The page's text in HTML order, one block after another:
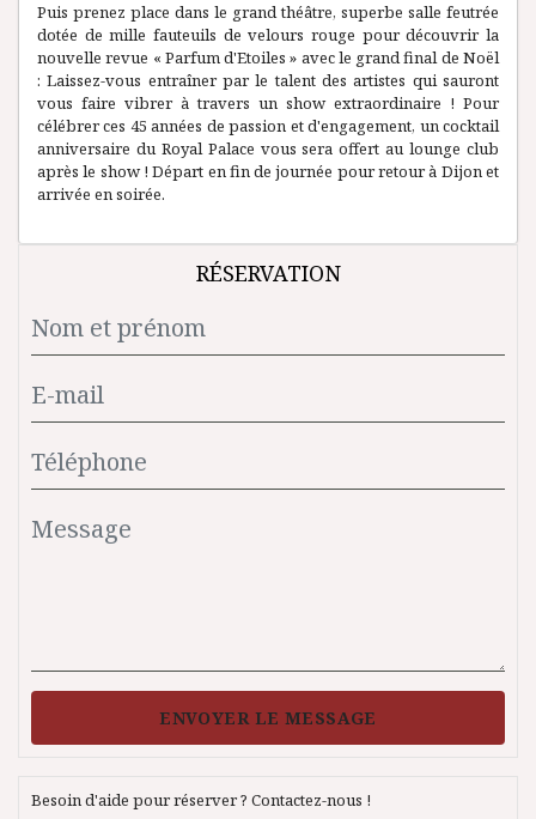
Puis prenez place dans le grand théâtre, superbe salle feutrée
dotée de mille fauteuils de velours rouge pour découvrir la
nouvelle revue « Parfum d'Etoiles » avec le grand final de Noël
: Laissez-vous entraîner par le talent des artistes qui sauront
vous faire vibrer à travers un show extraordinaire ! Pour
célébrer ces 45 années de passion et d'engagement, un cocktail
anniversaire du Royal Palace vous sera offert au lounge club
après le show ! Départ en fin de journée pour retour à Dijon et
arrivée en soirée.
RÉSERVATION
ENVOYER LE MESSAGE
Besoin d'aide pour réserver ? Contactez-nous !